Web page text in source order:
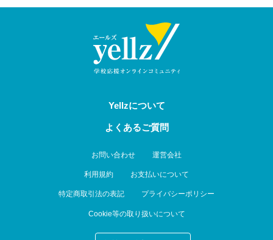
Yellzについて
よくあるご質問
お問い合わせ 運営会社
利用規約 お支払いについて
特定商取引法の表記 プライバシーポリシー
Cookie等の取り扱いについて